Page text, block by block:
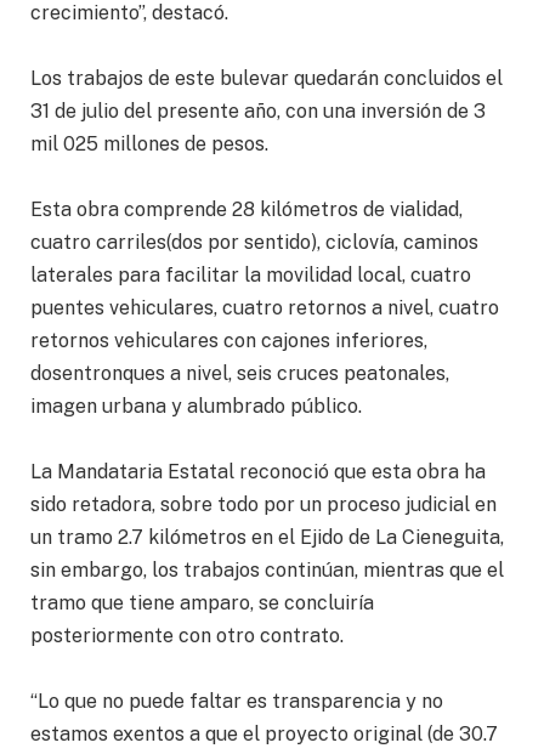
crecimiento”, destacó.
Los trabajos de este bulevar quedarán concluidos el
31 de julio del presente año, con una inversión de 3
mil 025 millones de pesos.
Esta obra comprende 28 kilómetros de vialidad,
cuatro carriles(dos por sentido), ciclovía, caminos
laterales para facilitar la movilidad local, cuatro
puentes vehiculares, cuatro retornos a nivel, cuatro
retornos vehiculares con cajones inferiores,
dosentronques a nivel, seis cruces peatonales,
imagen urbana y alumbrado público.
La Mandataria Estatal reconoció que esta obra ha
sido retadora, sobre todo por un proceso judicial en
un tramo 2.7 kilómetros en el Ejido de La Cieneguita,
sin embargo, los trabajos continúan, mientras que el
tramo que tiene amparo, se concluiría
posteriormente con otro contrato.
“Lo que no puede faltar es transparencia y no
estamos exentos a que el proyecto original (de 30.7